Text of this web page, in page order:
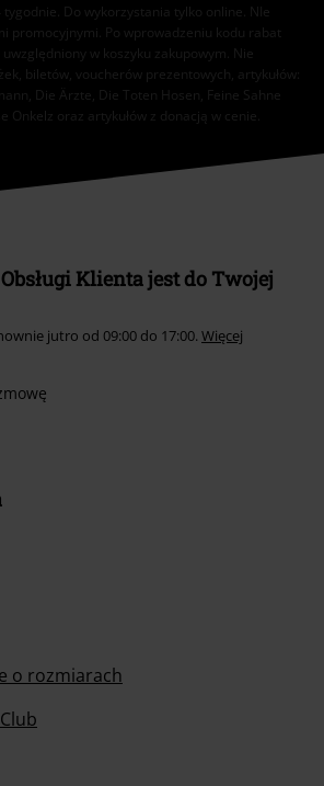
Do wykorzystania tylko online. NIe
promocyjnymi. Po wprowadzeniu kodu rabat
w koszyku zakupowym. Nie
biletów, voucherów prezentowych, artykułów:
Die Ärzte, Die Toten Hosen, Feine Sahne
Onkelz oraz artykułów z donacją w cenie.
Klienta jest do Twojej
jutro od 09:00 do 17:00. Więcej
o rozmiarach